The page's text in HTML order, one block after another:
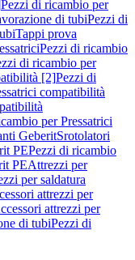
Pezzi di ricambio per
di tubiPezzi di
Tappi prova
Pezzi di ricambio
di ricambio per
[2]Pezzi di
compatibilità
per Pressatrici
GeberitSrotolatori
PEPezzi di ricambio
PEAttrezzi per
per saldatura
attrezzi per
attrezzi per
di tubiPezzi di